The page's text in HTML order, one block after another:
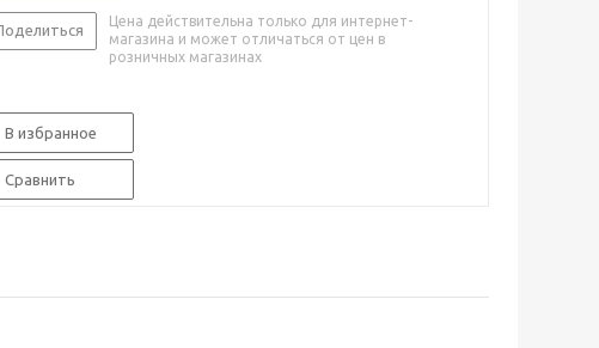
Цена действительна только для интернет-
магазина и может отличаться от цен в
розничных магазинах
В избранное
Сравнить